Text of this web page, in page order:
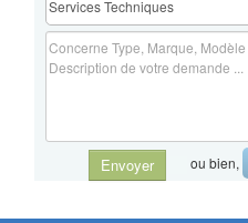
Envoyer ou bien,